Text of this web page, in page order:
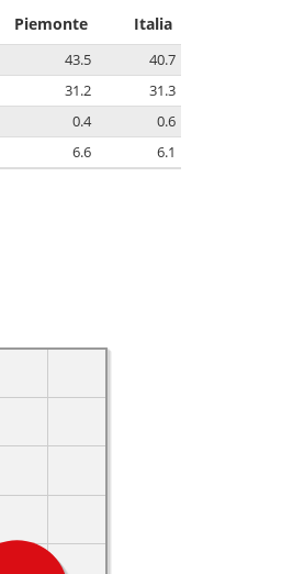
Piemonte Italia
43.5
40.7
31.2
31.3
0.4
0.6
6.6 6.1